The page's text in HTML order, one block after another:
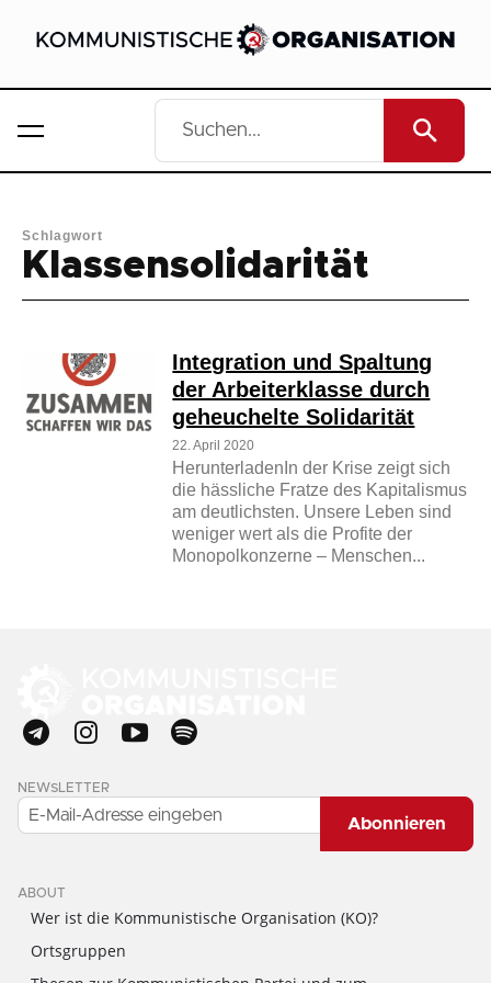
Schlagwort
Klassensolidarität
Integration und Spaltung
der Arbeiterklasse durch
geheuchelte Solidarität
22. April 2020
HerunterladenIn der Krise zeigt sich
die hässliche Fratze des Kapitalismus
am deutlichsten. Unsere Leben sind
weniger wert als die Profite der
Monopolkonzerne – Menschen...
NEWSLETTER
Abonnieren
ABOUT
Wer ist die Kommunistische Organisation (KO)?
Ortsgruppen